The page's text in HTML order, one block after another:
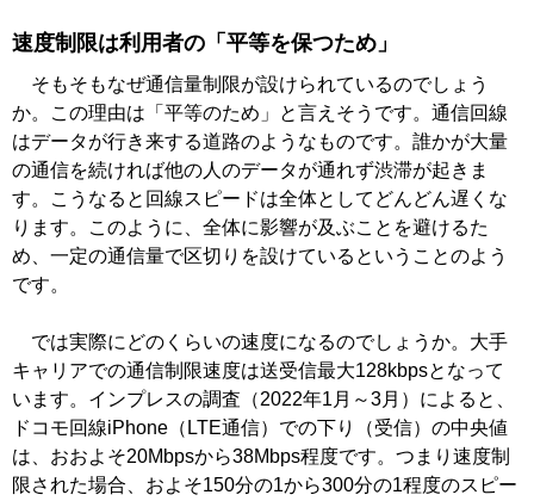
速度制限は利用者の「平等を保つため」
そもそもなぜ通信量制限が設けられているのでしょう
か。この理由は「平等のため」と言えそうです。通信回線
はデータが行き来する道路のようなものです。誰かが大量
の通信を続ければ他の人のデータが通れず渋滞が起きま
す。こうなると回線スピードは全体としてどんどん遅くな
ります。このように、全体に影響が及ぶことを避けるた
め、一定の通信量で区切りを設けているということのよう
です。
では実際にどのくらいの速度になるのでしょうか。大手
キャリアでの通信制限速度は送受信最大128kbpsとなって
います。インプレスの調査（2022年1月～3月）によると、
ドコモ回線iPhone（LTE通信）での下り（受信）の中央値
は、おおよそ20Mbpsから38Mbps程度です。つまり速度制
限された場合、およそ150分の1から300分の1程度のスピー